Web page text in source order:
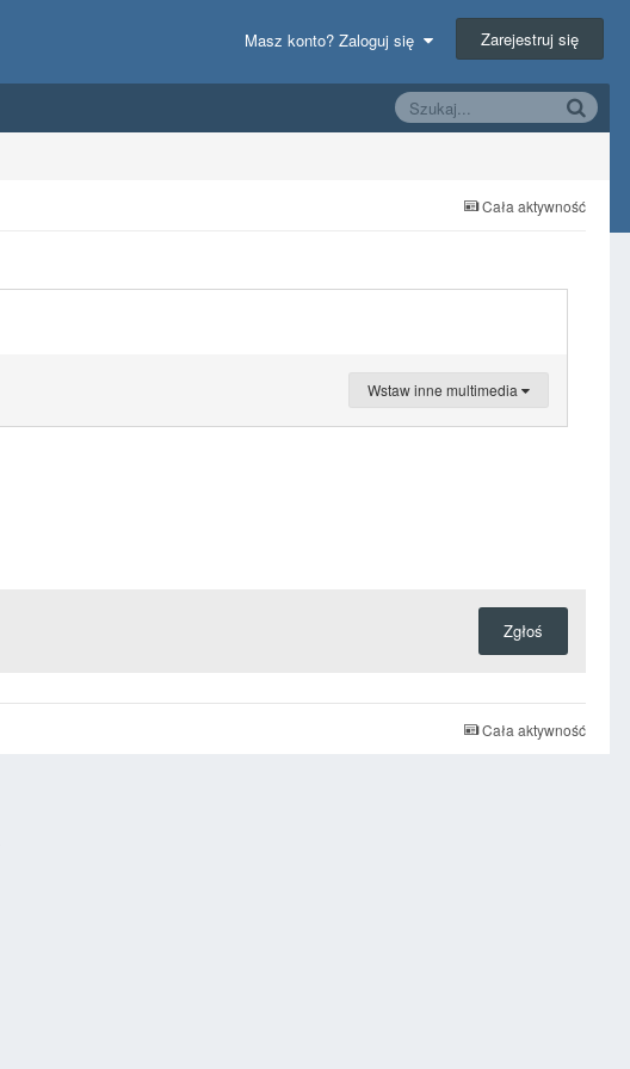
Masz konto? Zaloguj się Zarejestruj się
Cała aktywność
Wstaw inne multimedia
Zgłoś
Cała aktywność